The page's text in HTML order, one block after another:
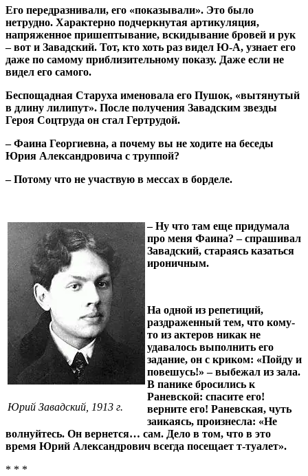
Его передразнивали, его «показывали». Это было
нетрудно. Характерно подчеркнутая артикуляция,
напряженное пришептывание, вскидывание бровей и рук
– вот и Завадский. Тот, кто хоть раз видел Ю-А, узнает его
даже по самому приблизительному показу. Даже если не
видел его самого.
Беспощадная Старуха именовала его Пушок, «вытянутый
в длину лилипут». После получения Завадским звезды
Героя Соцтруда он стал Гертрудой.
– Фаина Георгиевна, а почему вы не ходите на беседы
Юрия Александровича с труппой?
– Потому что не участвую в мессах в борделе.
Юрий Завадский, 1913 г.
– Ну что там еще придумала
про меня Фаина? – спрашивал
Завадский, стараясь казаться
ироничным.
На одной из репетиций,
раздраженный тем, что кому-
то из актеров никак не
удавалось выполнить его
задание, он с криком: «Пойду и
повешусь!» – выбежал из зала.
В панике бросились к
Раневской: спасите его!
верните его! Раневская, чуть
заикаясь, произнесла: «Не
волнуйтесь. Он вернется… сам. Дело в том, что в это
время Юрий Александрович всегда посещает т-туалет».
* * *